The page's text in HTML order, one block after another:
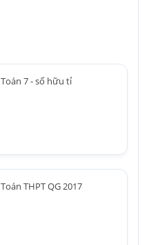
Toán 7 - số hữu tỉ
Toán THPT QG 2017